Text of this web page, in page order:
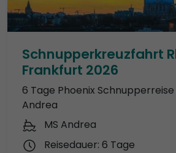
Schnupperkreuzfahrt
Frankfurt 2026
6 Tage Phoenix
Andrea
MS Andrea
Reisedauer: 6 Tage